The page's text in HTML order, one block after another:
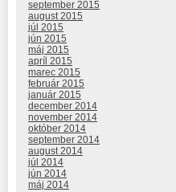
september 2015
august 2015
júl 2015
jún 2015
máj 2015
apríl 2015
marec 2015
február 2015
január 2015
december 2014
november 2014
október 2014
september 2014
august 2014
júl 2014
jún 2014
máj 2014